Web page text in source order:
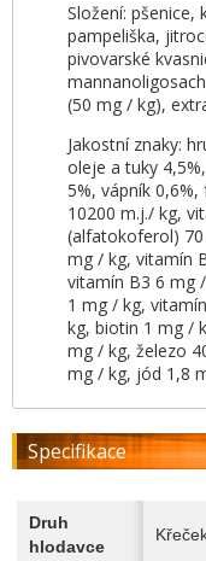
Složení: pšenice,
pampeliška,
pivovarské
(50 mg / kg),
Jakostní znaky:
oleje a tuky
5%, vápník
10200 m.j./ kg,
(alfatokoferol)
mg / kg, vitamín
vitamín B3 6 mg
1 mg / kg,
kg, biotin 1 mg /
mg / kg, železo
mg / kg, jód 1,8
Specifikace
Druh
hlodavce